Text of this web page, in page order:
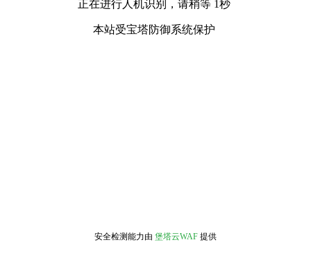
正在进行人机识别，请稍等 1秒
本站受宝塔防御系统保护
安全检测能力由 堡塔云WAF 提供